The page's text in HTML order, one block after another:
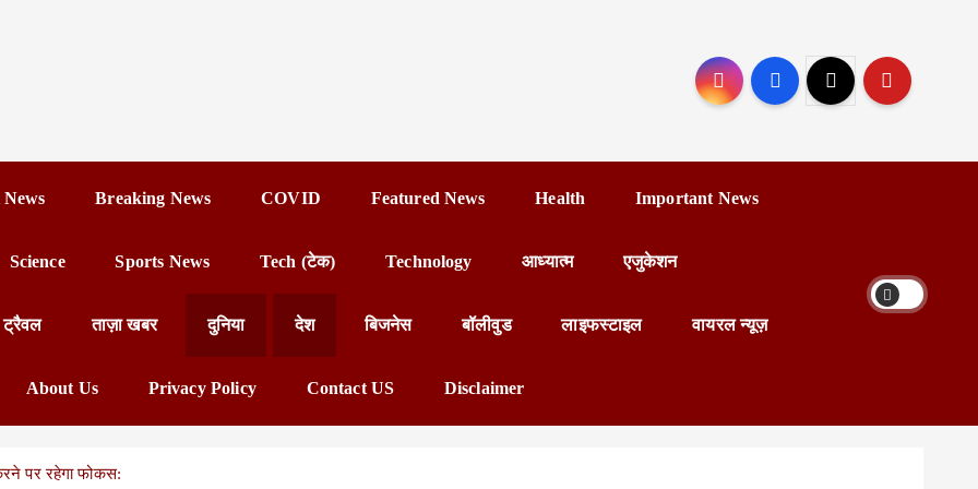
Breaking News COVID Featured News Health Important News
Science Sports News Tech (टेक) Technology आध्यात्म एजुकेशन
ट्रैवल ताज़ा खबर दुनिया देश बिजनेस बॉलीवुड लाइफस्टाइल वायरल न्यूज़
About Us Privacy Policy Contact US Disclaimer
पर रहेगा फोकस: